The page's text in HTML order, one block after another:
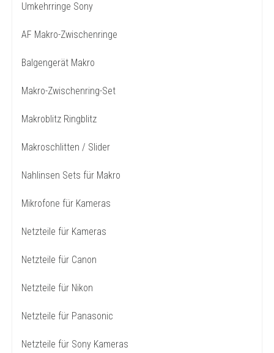
Umkehrringe Sony
AF Makro-Zwischenringe
Balgengerät Makro
Makro-Zwischenring-Set
Makroblitz Ringblitz
Makroschlitten / Slider
Nahlinsen Sets für Makro
Mikrofone für Kameras
Netzteile für Kameras
Netzteile für Canon
Netzteile für Nikon
Netzteile für Panasonic
Netzteile für Sony Kameras